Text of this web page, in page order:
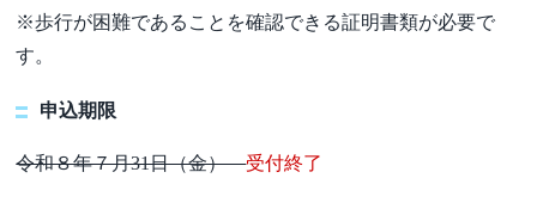
※歩行が困難であることを確認できる証明書類が必要で
す。
申込期限
令和８年７月31日（金）受付終了